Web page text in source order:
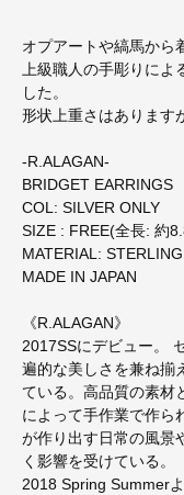
オプアートや縞馬から
上級職人の手彫りに
した。
形状上重さはあります
-R.ALAGAN-
BRIDGET EARRINGS
COL: SILVER ONLY
SIZE : FREE(全長: 約
MATERIAL:
MADE IN JAPAN
《R.ALAGAN》
2017SSにデビュー。
遍的な美しさを兼ね揃
ている。高品質の素材
によって手作業で作ら
が作り出す日常の風景
く影響を受けている。
2018 Spring Summer